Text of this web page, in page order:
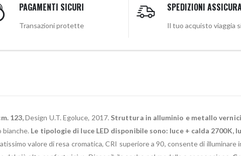
PAGAMENTI SICURI
Transazioni protette
SPEDIZIONI
Il tuo acquisto viaggia
123,Design U.T. Egoluce, 2017. Struttura in alluminio e metallo
Le tipologie di luce LED disponibile sono: luce + calda 2700K,
valore di resa cromatica, CRI superiore a 90, consente di